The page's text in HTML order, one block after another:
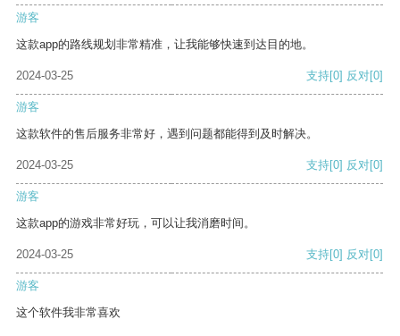
游客
这款app的路线规划非常精准，让我能够快速到达目的地。
2024-03-25 支持[0] 反对[0]
游客
这款软件的售后服务非常好，遇到问题都能得到及时解决。
2024-03-25 支持[0] 反对[0]
游客
这款app的游戏非常好玩，可以让我消磨时间。
2024-03-25 支持[0] 反对[0]
游客
这个软件我非常喜欢